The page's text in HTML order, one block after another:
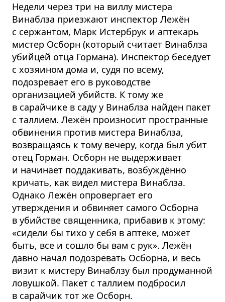
Недели через три на виллу мистера
Винаблза приезжают инспектор Лежён
с сержантом, Марк Истербрук и аптекарь
мистер Осборн (который считает Винаблза
убийцей отца Гормана). Инспектор беседует
с хозяином дома и, судя по всему,
подозревает его в руководстве
организацией убийств. К тому же
в сарайчике в саду у Винаблза найден пакет
с таллием. Лежён произносит пространные
обвинения против мистера Винаблза,
возвращаясь к тому вечеру, когда был убит
отец Горман. Осборн не выдерживает
и начинает поддакивать, возбуждённо
кричать, как видел мистера Винаблза.
Однако Лежён опровергает его
утверждения и обвиняет самого Осборна
в убийстве священника, прибавив к этому:
«сидели бы тихо у себя в аптеке, может
быть, все и сошло бы вам с рук». Лежён
давно начал подозревать Осборна, и весь
визит к мистеру Винаблзу был продуманной
ловушкой. Пакет с таллием подбросил
в сарайчик тот же Осборн.